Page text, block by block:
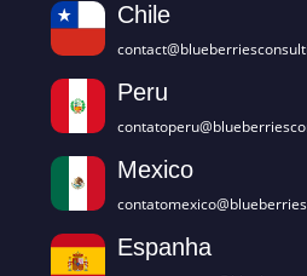
Chile
Peru
Mexico
Espanha